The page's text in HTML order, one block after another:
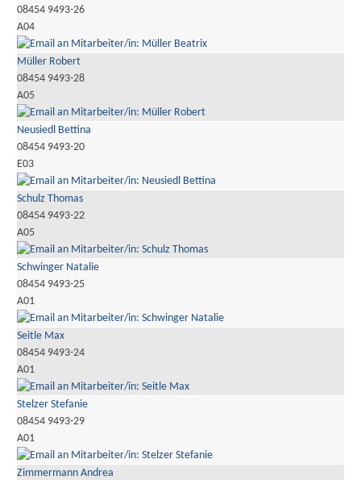
08454 9493-26
A04
Müller Robert
08454 9493-28
A05
Neusiedl Bettina
08454 9493-20
E03
Schulz Thomas
08454 9493-22
A05
Schwinger Natalie
08454 9493-25
A01
Seitle Max
08454 9493-24
A01
Stelzer Stefanie
08454 9493-29
A01
Zimmermann Andrea